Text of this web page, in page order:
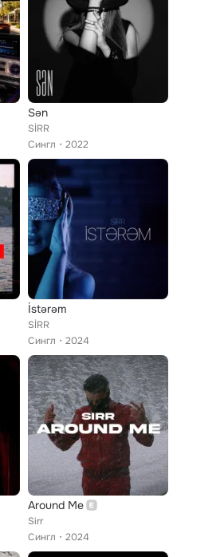
Sən
SİRR
Сингл
2022
İstərəm
SİRR
Сингл
2024
Around Me
Sirr
Сингл
2024